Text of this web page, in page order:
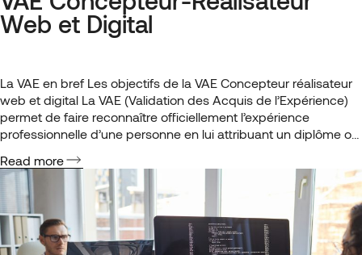
Web et Digital
La VAE en bref Les objectifs de la VAE Concepteur réalisateur
web et digital La VAE (Validation des Acquis de l’Expérience)
permet de faire reconnaître officiellement l’expérience
professionnelle d’une personne en lui attribuant un diplôme ou
Contrairement à la formation classique, qui vise à développer
de nouvelles connaissances et…
Read more